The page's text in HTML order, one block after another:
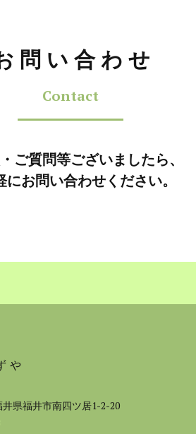
問い合わせ
Contact
ご質問等ございましたら、
にお問い合わせください。
や
県福井市南四ツ居1-2-20